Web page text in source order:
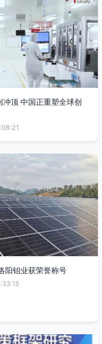
顶 中国正重塑全球创
阳钼业获荣誉称号